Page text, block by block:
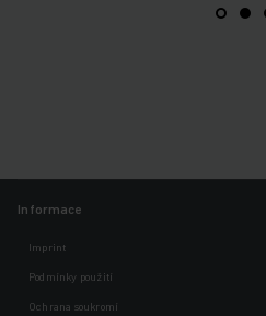
Informace
Imprint
Podmínky použití
Ochrana soukromí